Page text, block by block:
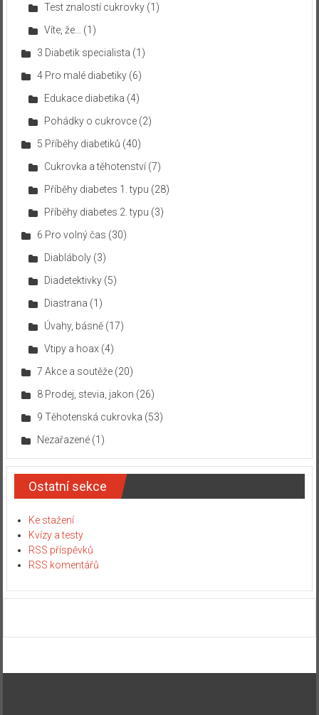
Test znalostí cukrovky(1)
Víte, že…
(1)
3 Diabetik specialista (1)
4 Pro malé diabetiky(6)
Edukace diabetika (4)
Pohádky o cukrovce(2)
5 Příběhy diabetiků (40)
Cukrovka a těhotenství(7)
Příběhy diabetes 1. typu (28)
Příběhy diabetes 2. typu (3)
6 Pro volný čas (30)
Diabláboly(3)
Diadetektivky(5)
Diastrana (1)
Úvahy, básně(17)
Vtipy a hoax (4)
7 Akce a soutěže(20)
8 Prodej, stevia, jakon (26)
9 Těhotenská cukrovka (53)
Nezařazené(1)
Ostatní sekce
Ke stažení
Kvízy a testy
RSS příspěvků
RSS komentářů